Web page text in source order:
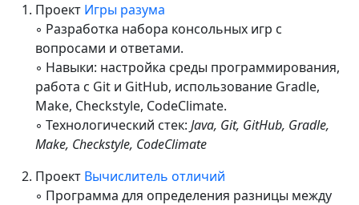
Проект Игры разума
◦ Разработка набора консольных игр с
вопросами и ответами.
◦ Навыки: настройка среды программирования,
работа с Git и GitHub, использование Gradle,
Make, Checkstyle, CodeClimate.
◦ Технологический стек: Java, Git, GitHub, Gradle,
Make, Checkstyle, CodeClimate
Проект Вычислитель отличий
◦ Программа для определения разницы между